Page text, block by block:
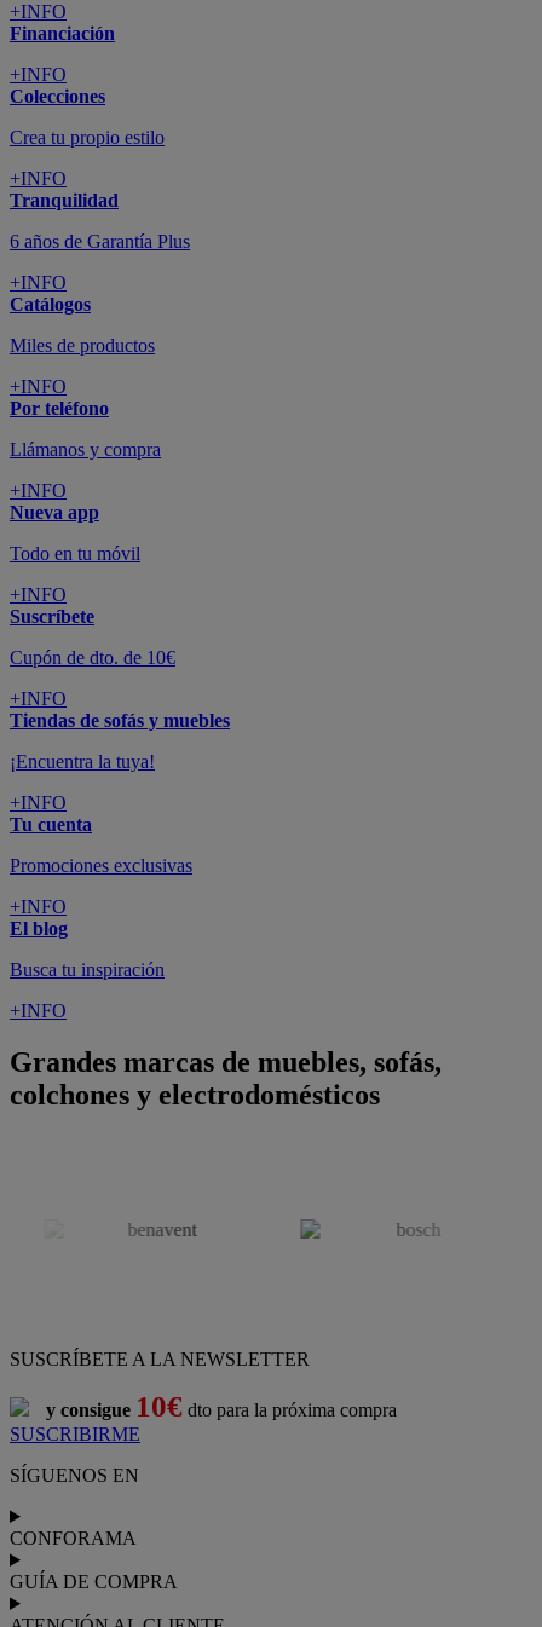
+INFO
Financiación
+INFO
Colecciones
Crea tu propio estilo
+INFO
Tranquilidad
6 años de Garantía Plus
+INFO
Catálogos
Miles de productos
+INFO
Por teléfono
Llámanos y compra
+INFO
Nueva app
Todo en tu móvil
+INFO
Suscríbete
Cupón de dto. de 10€
+INFO
Tiendas de sofás y muebles
¡Encuentra la tuya!
+INFO
Tu cuenta
Promociones exclusivas
+INFO
El blog
Busca tu inspiración
+INFO
Grandes marcas de muebles, sofás,
colchones y electrodomésticos
SUSCRÍBETE A LA NEWSLETTER
y consigue 10€ dto para la próxima compra
SUSCRIBIRME
SÍGUENOS EN
CONFORAMA
GUÍA DE COMPRA